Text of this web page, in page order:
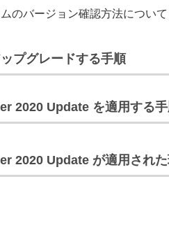
のバージョン確認方法について
プグレードする手順
2020 Update を適用する
2020 Update が適用され